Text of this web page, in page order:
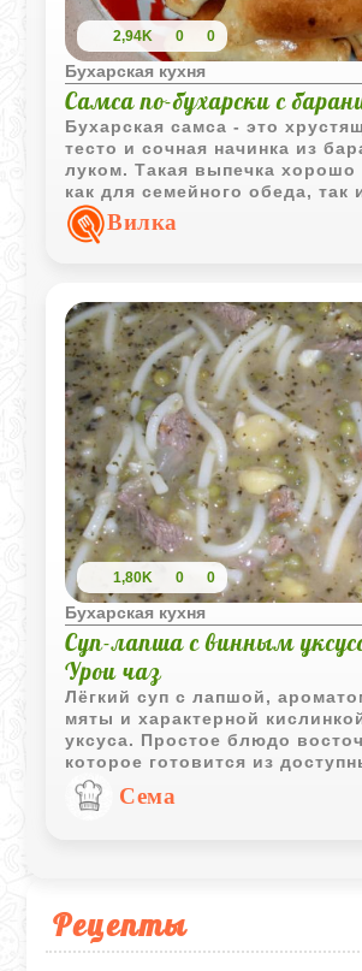
Рецепты
2,94K 0 0
Бухарская кухня
Самса по-бухарски с
Бухарская самса - это
тесто и сочная начинка из
луком. Такая выпечка хорошо
как для семейного обеда, так
подачи к праздничному столу.
Вилка
1,80K 0 0
Бухарская кухня
Суп-лапша с винным
Урои чаз
Лёгкий суп с лапшой,
мяты и характерной
уксуса. Простое блюдо
которое готовится из
продуктов и хорошо подходит
повседневного меню.
Cема